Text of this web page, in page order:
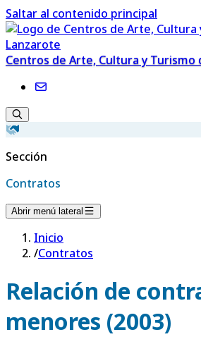
Saltar al contenido principal
Centros de Arte, Cultura y Turismo
Sección
Contratos
Abrir menú lateral
Inicio
/Contratos
Relación de
menores (2003)